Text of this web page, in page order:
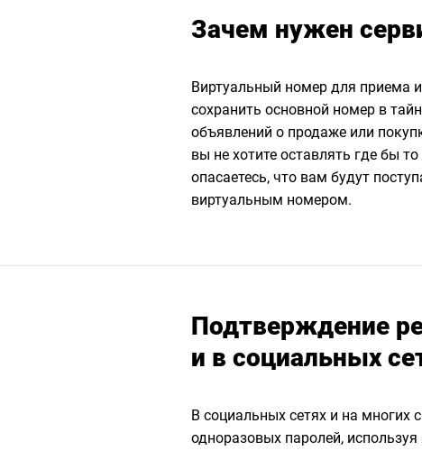
Зачем нужен
Виртуальный номер для приема
сохранить основной номер в
объявлений о продаже или
вы не хотите оставлять где бы
опасаетесь, что вам будут
виртуальным номером.
Подтверждение
и в социальных
В социальных сетях и на многих
одноразовых паролей,